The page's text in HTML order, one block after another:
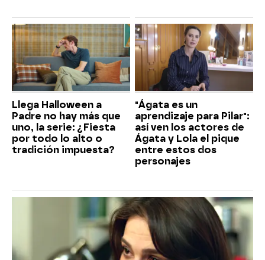
Llega Halloween a
Padre no hay más que
uno, la serie: ¿Fiesta
por todo lo alto o
tradición impuesta?
"Ágata es un
aprendizaje para Pilar":
así ven los actores de
Ágata y Lola el pique
entre estos dos
personajes